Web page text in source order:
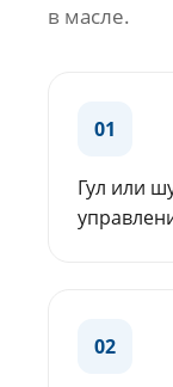
в масле.
01
Гул или
02